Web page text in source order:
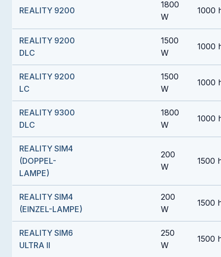
REALITY 9200
1800
W
1000
REALITY 9200
DLC
1500
W
1000
REALITY 9200
LC
1500
W
1000
REALITY 9300
DLC
1800
W
1000
REALITY SIM4
(DOPPEL-
LAMPE)
200
W
1500
REALITY SIM4
(EINZEL-LAMPE)
200
W
1500
REALITY SIM6
ULTRA II
250
W
1500